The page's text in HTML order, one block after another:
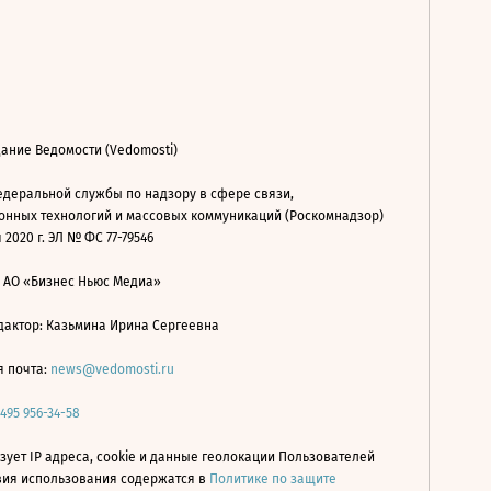
Ведомости (Vedomosti)
службы по надзору в сфере связи,
технологий и массовых коммуникаций (Роскомнадзор)
2020 г. ЭЛ № ФС 77-79546
АО «Бизнес Ньюс Медиа»
Казьмина Ирина Сергеевна
почта: news@vedomosti.ru
495 956-34-58
IP адреса, cookie и данные геолокации Пользователей
использования содержатся в Политике по защите